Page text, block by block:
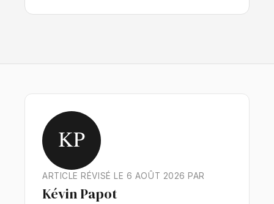
KP
ARTICLE RÉVISÉ LE 6 AOÛT 2026 PAR
Kévin Papot